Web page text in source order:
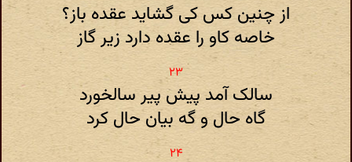
از چنین کس کی گشاید عقده باز؟
خاصه کاو را عقده دارد زیر گاز
سالک آمد پیش پیر سالخورد
گاه حال و گه بیان حال کرد